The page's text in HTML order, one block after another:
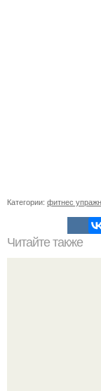
Категории: фитнес
Читайте также